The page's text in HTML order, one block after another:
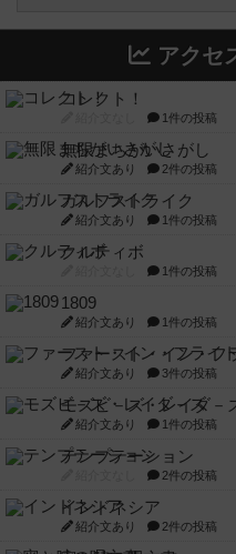
アクセ
コレクト！
1件の投稿
無限まちがいさがし
紹介文あり 2件の投稿
ガルフストライク
紹介文あり 1件の投稿
クルティボ
1件の投稿
1809
紹介文あり 1件の投稿
ファースト・イン・フ
紹介文あり 3件の投稿
モズビ－ズ・レイダ－
紹介文あり 1件の投稿
テンプテーション
2件の投稿
インドネシア
紹介文あり 2件の投稿